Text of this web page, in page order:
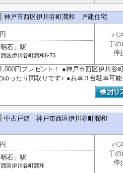
神戸市西区伊川谷町潤和 戸建住宅
明石 」駅
西区伊川谷町潤和6-73
バ
丁の
停
円プレゼント！ ●神戸市西区伊川
ったり間取りです♪ ●お車３台駐車可
中古戸建 神戸市西区伊川谷町潤和
明石 」駅
西区伊川谷町潤和
バ
丁の
停